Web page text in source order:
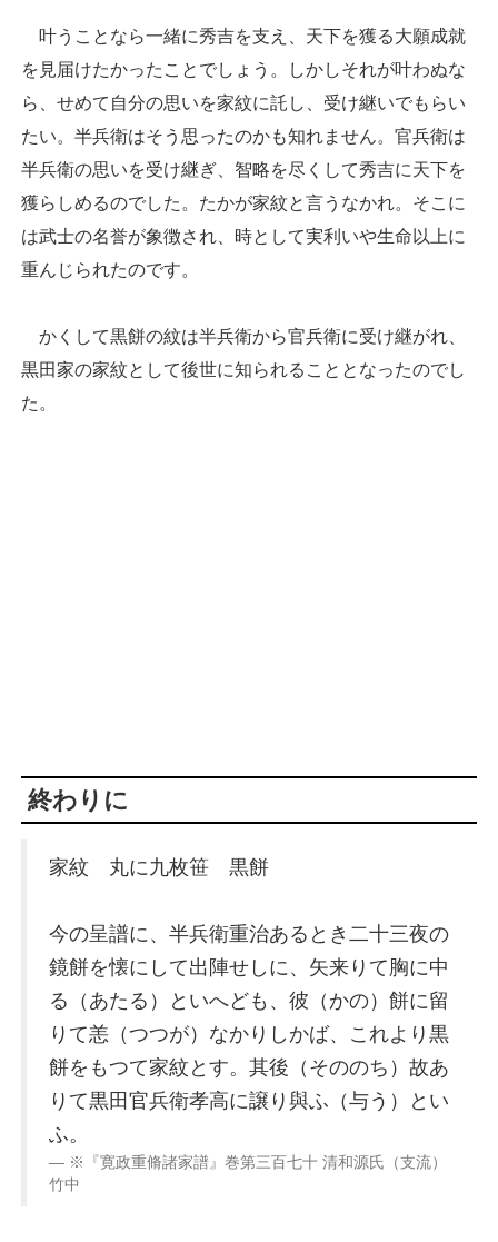
叶うことなら一緒に秀吉を支え、天下を獲る大願成就
を見届けたかったことでしょう。しかしそれが叶わぬな
ら、せめて自分の思いを家紋に託し、受け継いでもらい
たい。半兵衛はそう思ったのかも知れません。官兵衛は
半兵衛の思いを受け継ぎ、智略を尽くして秀吉に天下を
獲らしめるのでした。たかが家紋と言うなかれ。そこに
は武士の名誉が象徴され、時として実利いや生命以上に
重んじられたのです。
かくして黒餅の紋は半兵衛から官兵衛に受け継がれ、
黒田家の家紋として後世に知られることとなったのでし
た。
終わりに
家紋 丸に九枚笹 黒餅
今の呈譜に、半兵衛重治あるとき二十三夜の
鏡餅を懐にして出陣せしに、矢来りて胸に中
る（あたる）といへども、彼（かの）餅に留
りて恙（つつが）なかりしかば、これより黒
餅をもつて家紋とす。其後（そののち）故あ
りて黒田官兵衛孝高に譲り與ふ（与う）とい
ふ。
※『寛政重脩諸家譜』巻第三百七十 清和源氏（支流）
竹中